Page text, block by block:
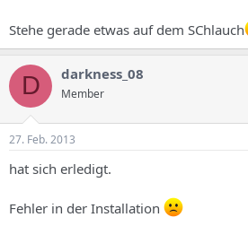
Stehe gerade etwas auf dem SChlauch
D darkness_08
Member
27. Feb. 2013
hat sich erledigt.
Fehler in der Installation